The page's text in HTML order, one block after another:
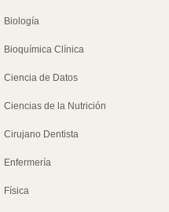
Biología
Bioquímica Clínica
Ciencia de Datos
Ciencias de la Nutrición
Cirujano Dentista
Enfermería
Física